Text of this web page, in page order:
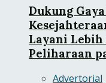
Dukung
Layani
Peliharaan
Advertorial